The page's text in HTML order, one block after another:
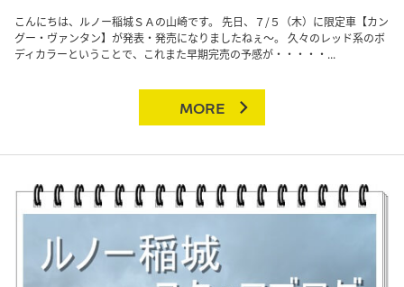
こんにちは、ルノー稲城ＳＡの山崎です。 先日、７/５（木）に限定車【カン
グー・ヴァンタン】が発表・発売になりましたねぇ～。 久々のレッド系のボ
ディカラーということで、これまた早期完売の予感が・・・・・...
MORE